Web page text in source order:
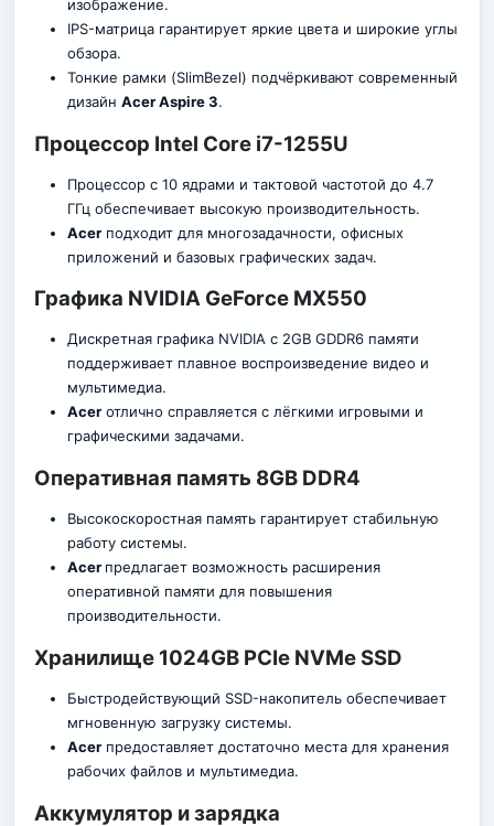
изображение.
IPS-матрица гарантирует яркие цвета и широкие углы
обзора.
Тонкие рамки (SlimBezel) подчёркивают современный
дизайн Acer Aspire 3.
Процессор Intel Core i7-1255U
Процессор с 10 ядрами и тактовой частотой до 4.7
ГГц обеспечивает высокую производительность.
Acerподходит для многозадачности, офисных
приложений и базовых графических задач.
Графика NVIDIA GeForce MX550
Дискретная графика NVIDIA с 2GB GDDR6 памяти
поддерживает плавное воспроизведение видео и
мультимедиа.
Acerотлично справляется с лёгкими игровыми и
графическими задачами.
Оперативная память 8GB DDR4
Высокоскоростная память гарантирует стабильную
работу системы.
Acer предлагает возможность расширения
оперативной памяти для повышения
производительности.
Хранилище 1024GB PCIe NVMe SSD
Быстродействующий SSD-накопитель обеспечивает
мгновенную загрузку системы.
Acerпредоставляет достаточно места для хранения
рабочих файлов и мультимедиа.
Аккумулятор и зарядка